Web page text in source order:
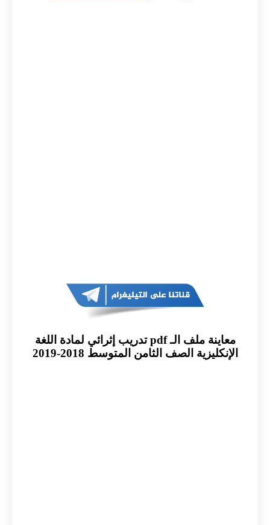
معاينة ملف الـ pdf تدريب إثرائي لمادة اللغة
الإنكليزية الصف الثامن المتوسط 2018-2019